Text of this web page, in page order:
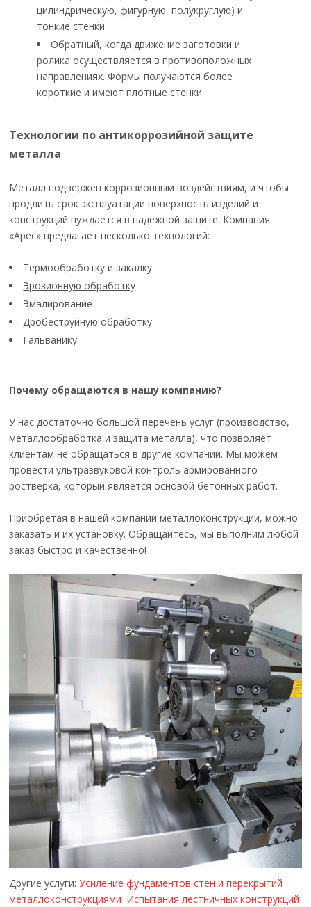
цилиндрическую, фигурную, полукруглую) и
тонкие стенки.
Обратный, когда движение заготовки и
ролика осуществляется в противоположных
направлениях. Формы получаются более
короткие и имеют плотные стенки.
Технологии по антикоррозийной защите
металла
Металл подвержен коррозионным воздействиям, и чтобы
продлить срок эксплуатации поверхность изделий и
конструкций нуждается в надежной защите. Компания
«Арес» предлагает несколько технологий:
Термообработку и закалку.
Эрозионную обработку
Эмалирование
Дробеструйную обработку
Гальванику.
Почему обращаются в нашу компанию?
У нас достаточно большой перечень услуг (производство,
металлообработка и защита металла), что позволяет
клиентам не обращаться в другие компании. Мы можем
провести ультразвуковой контроль армированного
ростверка, который является основой бетонных работ.
Приобретая в нашей компании металлоконструкции, можно
заказать и их установку. Обращайтесь, мы выполним любой
заказ быстро и качественно!
Другие услуги:Усиление фундаментов стен и перекрытий
металлоконструкциями Испытания лестничных конструкций